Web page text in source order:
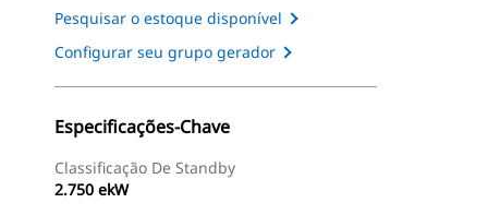
Pesquisar o estoque disponível
Configurar seu grupo gerador
Especificações-Chave
Classificação De Standby
2.750 ekW